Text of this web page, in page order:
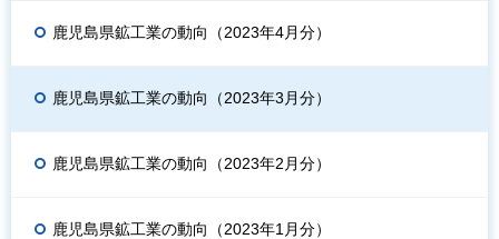
鹿児島県鉱工業の動向（2023年4月分）
鹿児島県鉱工業の動向（2023年3月分）
鹿児島県鉱工業の動向（2023年2月分）
鹿児島県鉱工業の動向（2023年1月分）